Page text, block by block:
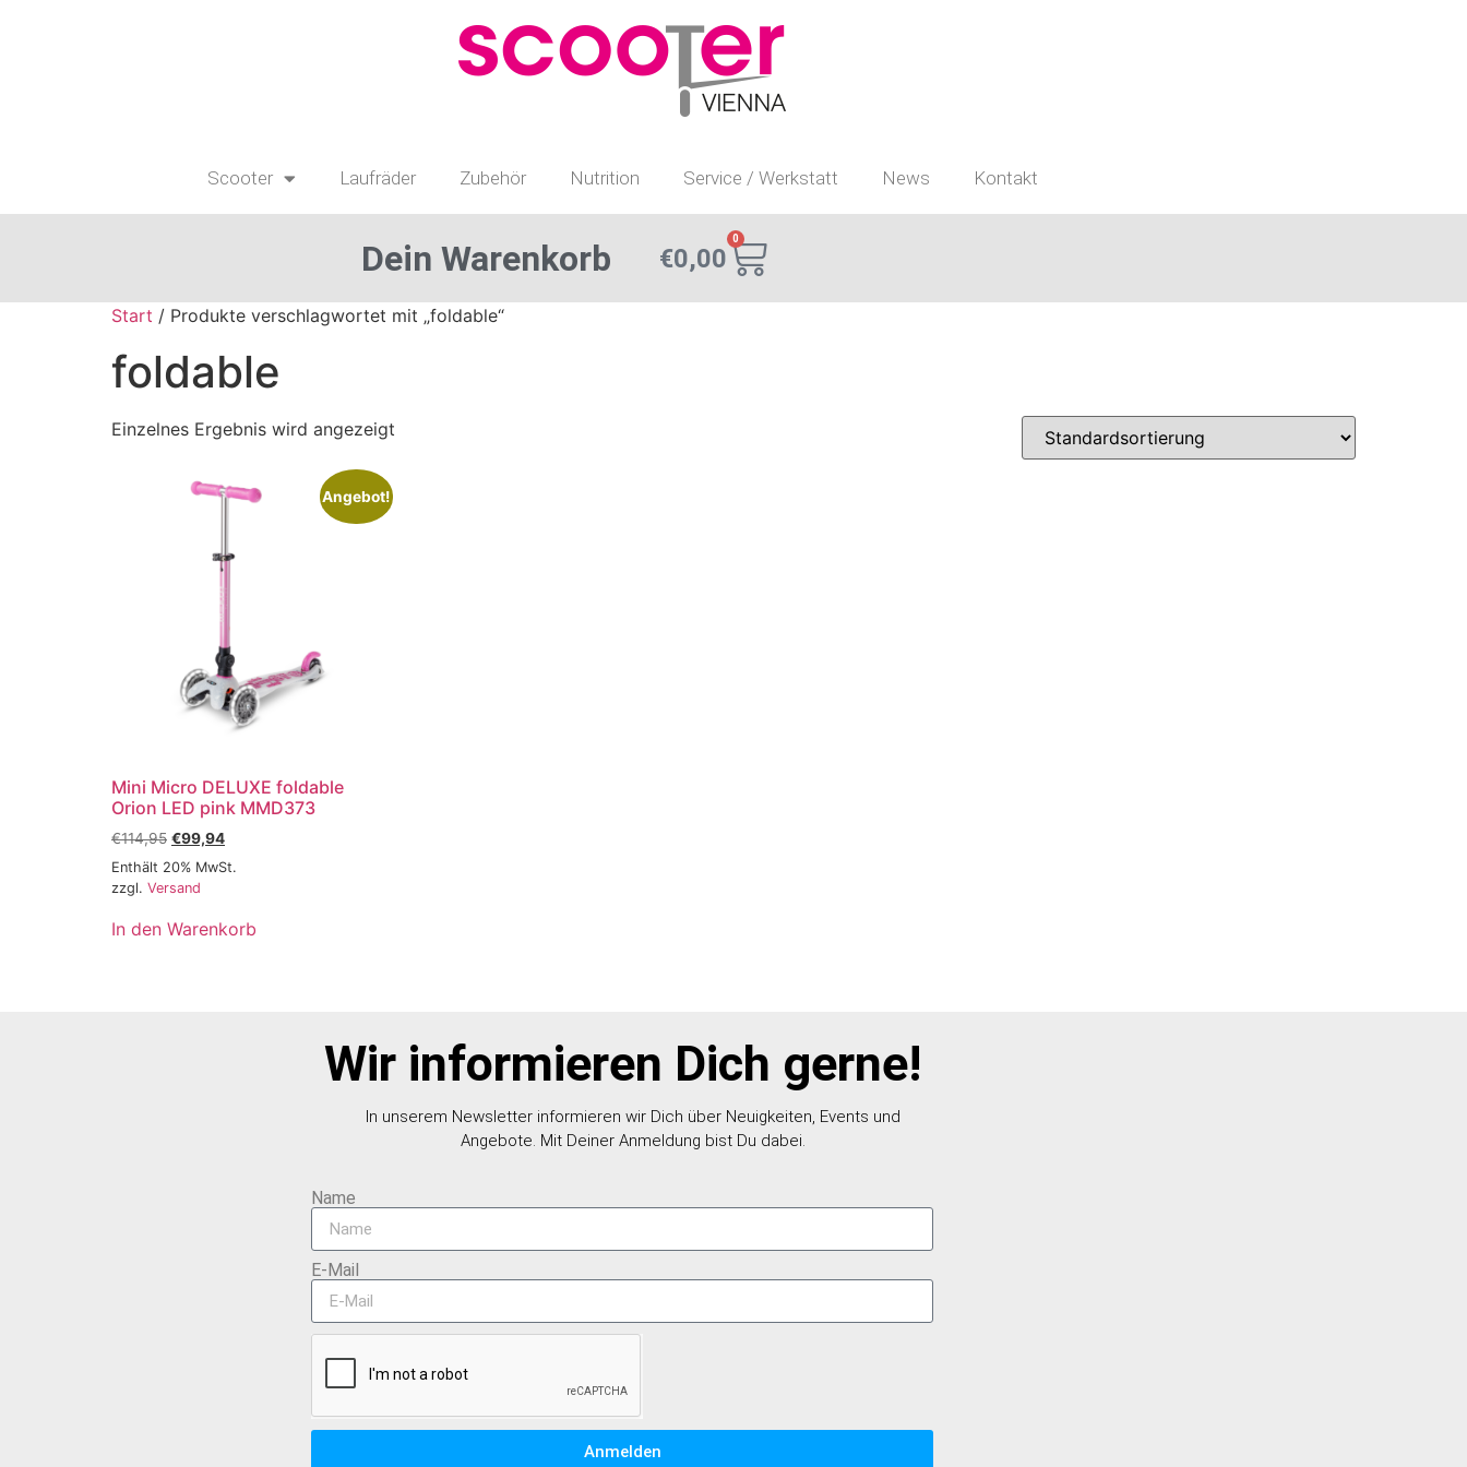
Scooter Laufräder Zubehör Nutrition Service / Werkstatt News Kontakt
Dein Warenkorb €0,00
0
Start / Produkte verschlagwortet mit „foldable“
foldable
Einzelnes Ergebnis wird angezeigt
Angebot!
Mini Micro DELUXE foldable
Orion LED pink MMD373
€114,95 €99,94
Enthält 20% MwSt.
zzgl. Versand
In den Warenkorb
Wir informieren Dich gerne!
In unserem Newsletter informieren wir Dich über Neuigkeiten, Events und
Angebote. Mit Deiner Anmeldung bist Du dabei.
Name
E-Mail
Anmelden